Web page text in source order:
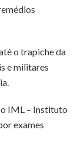
o trapiche da
e militares
IML – Instituto
exames